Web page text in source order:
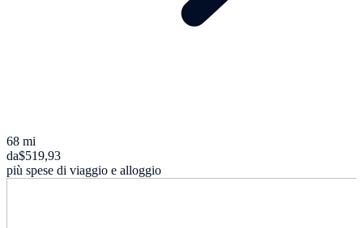
68 mi
da$519,93
più spese di viaggio e alloggio